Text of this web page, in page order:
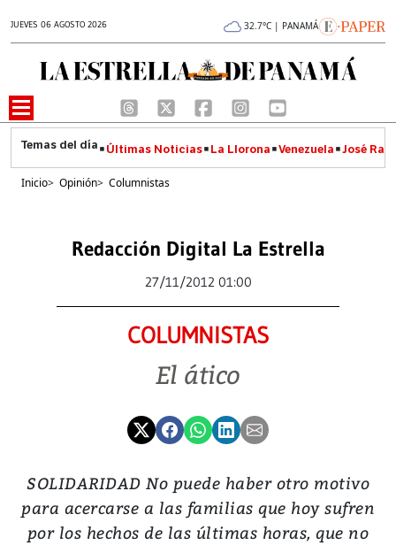
JUEVES 06 AGOSTO 2026 32.7°C | PANAMÁ
Últimas Noticias La Llorona Venezuela José
Inicio> Opinión> Columnistas
Redacción Digital La Estrella
27/11/2012 01:00
COLUMNISTAS
El ático
SOLIDARIDAD No puede haber otro motivo
para acercarse a las familias que hoy sufren
por los hechos de las últimas horas, que no